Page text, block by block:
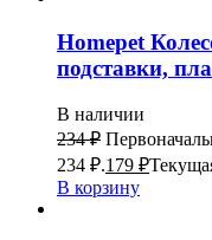
Homepet
подставки,
В наличии
234₽
234 ₽.179 ₽
В корзину